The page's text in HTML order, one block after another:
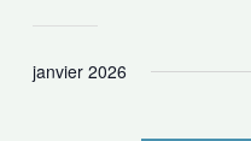
janvier 2026